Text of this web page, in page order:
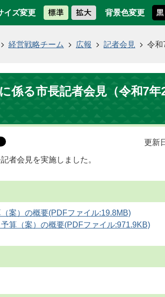
イズ変更 背景色変更
経営戦略チーム 広報 記者会見 令和
係る市長記者会見（令和7年
更新
者会見を実施しました。
案）の概要(PDFファイル:19.8MB)
算（案）の概要(PDFファイル:971.9KB)